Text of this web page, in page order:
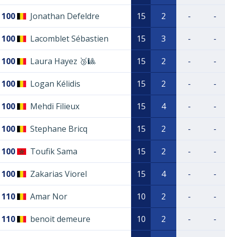
100 Jonathan Defeldre 15 2 - -
100 Lacomblet Sébastien 15 3 - -
100 Laura Hayez 🥉🎱 15 2 - -
100 Logan Kélidis 15 2 - -
100 Mehdi Filieux 15 4 - -
100 Stephane Bricq 15 2 - -
100 Toufik Sama 15 2 - -
100 Zakarias Viorel 15 4 - -
110 Amar Nor 10 2 - -
110 benoit demeure 10 2 - -